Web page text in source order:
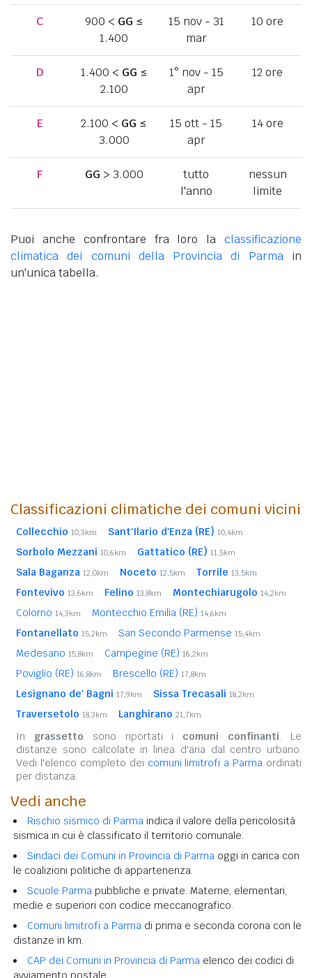
C 900 < GG ≤
1.400
15 nov - 31
mar
10 ore
D 1.400 < GG ≤
2.100
1° nov - 15
apr
12 ore
E 2.100 < GG ≤
3.000
15 ott - 15
apr
14 ore
F GG > 3.000
tutto
l'anno
nessun
limite
Puoi anche confrontare fra loro la classificazione
climatica dei comuni della Provincia di Parmain
un'unica tabella.
Classificazioni climatiche dei comuni vicini
Collecchio 10,3km Sant'Ilario d'Enza (RE) 10,4km
Sorbolo Mezzani 10,6km Gattatico (RE) 11,5km
Sala Baganza 12,0km Noceto 12,5km Torrile 13,5km
Fontevivo 13,6km Felino 13,8km Montechiarugolo 14,2km
Colorno 14,3km Montecchio Emilia (RE) 14,6km
Fontanellato 15,2km San Secondo Parmense 15,4km
Medesano 15,8km Campegine (RE) 16,2km
Poviglio (RE) 16,8km Brescello (RE) 17,8km
Lesignano de' Bagni 17,9km Sissa Trecasali 18,2km
Traversetolo 18,3km Langhirano 21,7km
In grassetto sono riportati i comuni confinanti. Le
distanze sono calcolate in linea d'aria dal centro urbano.
Vedi l'elenco completo dei comuni limitrofi a Parma ordinati
per distanza.
Vedi anche
Rischio sismico di Parma indica il valore della pericolosità
sismica in cui è classificato il territorio comunale.
Sindaci dei Comuni in Provincia di Parma oggi in carica con
le coalizioni politiche di appartenenza.
Scuole Parma pubbliche e private. Materne, elementari,
medie e superiori con codice meccanografico.
Comuni limitrofi a Parma di prima e seconda corona con le
distanze in km.
CAP dei Comuni in Provincia di Parma elenco dei codici di
avviamento postale.